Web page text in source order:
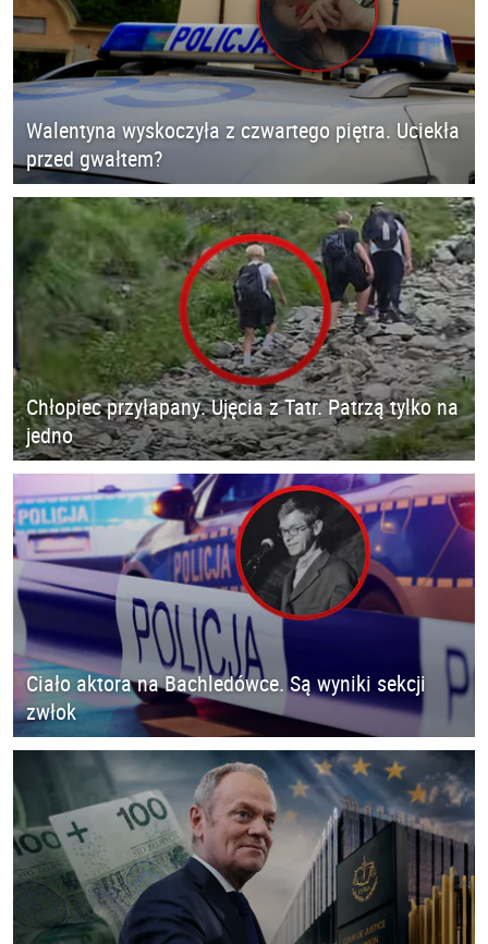
Walentyna wyskoczyła z czwartego piętra. Uciekła
przed gwałtem?
Chłopiec przyłapany. Ujęcia z Tatr. Patrzą tylko na
jedno
Ciało aktora na Bachledówce. Są wyniki sekcji
zwłok